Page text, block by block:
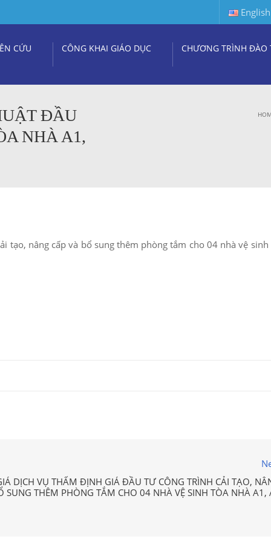
English
CỨU CÔNG KHAI GIÁO DỤC CHƯƠNG TRÌNH ĐÀO
ĐẦU
NHÀ A1,
nâng cấp và bổ sung thêm phòng tắm cho 04 nhà vệ sinh
DỊCH VỤ THẨM ĐỊNH GIÁ ĐẦU TƯ CÔNG TRÌNH CẢI TẠO,
SUNG THÊM PHÒNG TẮM CHO 04 NHÀ VỆ SINH TÒA NHÀ A1,